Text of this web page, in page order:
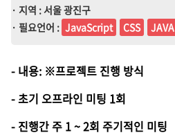
· 지역 : 서울 광진구
· 필요언어 : JavaScript CSS JAVA
- 내용: ※프로젝트 진행 방식
- 초기 오프라인 미팅 1회
- 진행간 주 1 ~ 2회 주기적인 미팅